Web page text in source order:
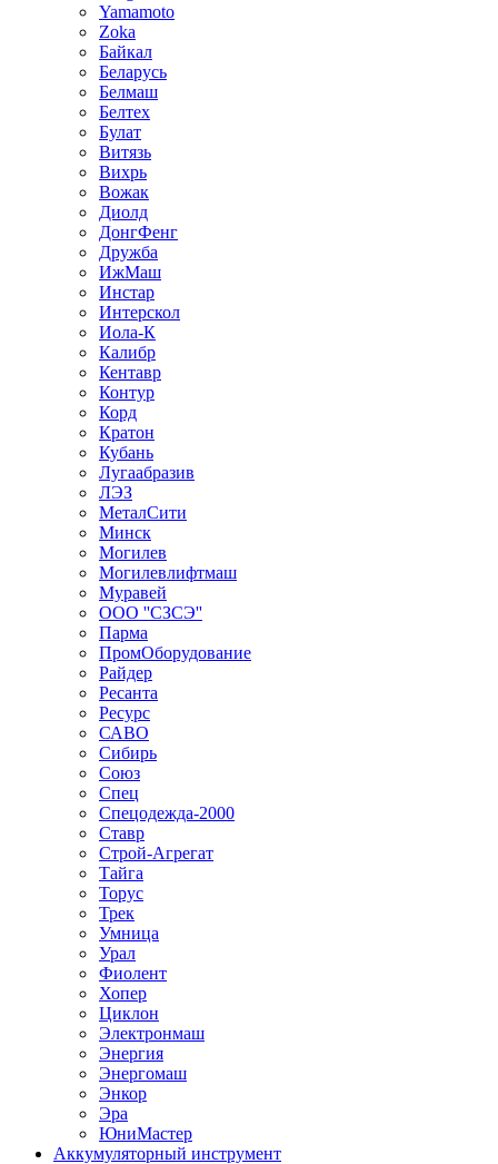
Yamamoto
Zoka
Байкал
Беларусь
Белмаш
Белтех
Булат
Витязь
Вихрь
Вожак
Диолд
ДонгФенг
Дружба
ИжМаш
Инстар
Интерскол
Иола-К
Калибр
Кентавр
Контур
Корд
Кратон
Кубань
Лугаабразив
ЛЭЗ
МеталСити
Минск
Могилев
Могилевлифтмаш
Муравей
ООО ''СЗСЭ''
Парма
ПромОборудование
Райдер
Ресанта
Ресурс
САВО
Сибирь
Союз
Спец
Спецодежда-2000
Ставр
Строй-Агрегат
Тайга
Торус
Трек
Умница
Урал
Фиолент
Хопер
Циклон
Электронмаш
Энергия
Энергомаш
Энкор
Эра
ЮниМастер
Аккумуляторный инструмент